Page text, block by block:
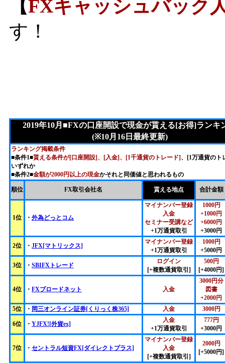
【FXキャッシュバック
す！
2019年10月■FXの口座開設で現金が貰える[お得]ランキ
(※10月16日最終更新)
ランキング掲載条件
■条件1■貰える条件が[口座開設]、[入金]、[1千通貨のトレード]、[1万通貨のト
いずれか
■条件2■金額が2000円以上の現金かそれと同価値と思われるもの
順位 FX取引会社名 貰える地点 合計金額
1位 ・ 外為どっとコム
マイナンバー登録
入金
セミナー受講など
+1万通貨取引
1000円
+1000円
+6000円
+3000円
2位 ・ JFX[マトリックス]
マイナンバー登録
+1万通貨取引
1000円
+5000円
3位 ・ SBIFXトレード
ログイン
[+複数通貨取引]
500円
[+4000円]
4位 ・ FXブロードネット 入金
3000円分
図書
+2000円
5位
・ 岡三オンライン証券[くりっく株365] 入金 3000円
6位 ・ YJFX![外貨ex]
入金
+1万通貨取引
777円
+3000円
7位 ・ セントラル短資FX[ダイレクトプラス]
マイナンバー登録
入金
[+複数通貨取引]
2000円
[+5000円]